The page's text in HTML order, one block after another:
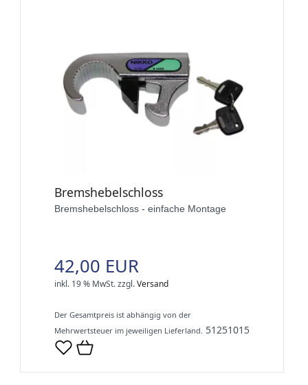
Bremshebelschloss
Bremshebelschloss - einfache Montage
42,00 EUR
inkl. 19 % MwSt.zzgl.Versand
Der Gesamtpreis ist abhängig von der
Mehrwertsteuer im jeweiligen Lieferland. 51251015